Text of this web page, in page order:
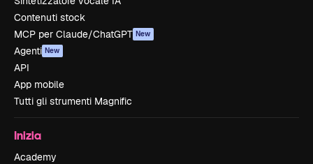
Contenuti stock
MCP per Claude/ChatGPT New
Agenti New
API
App mobile
Tutti gli strumenti Magnific
Inizia
Academy